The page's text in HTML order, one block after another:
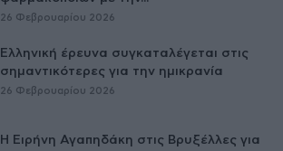
26 Φεβρουαρίου 2026
Ελληνική έρευνα συγκαταλέγεται στις
σημαντικότερες για την ημικρανία
26 Φεβρουαρίου 2026
Η Ειρήνη Αγαπηδάκη στις Βρυξέλλες για